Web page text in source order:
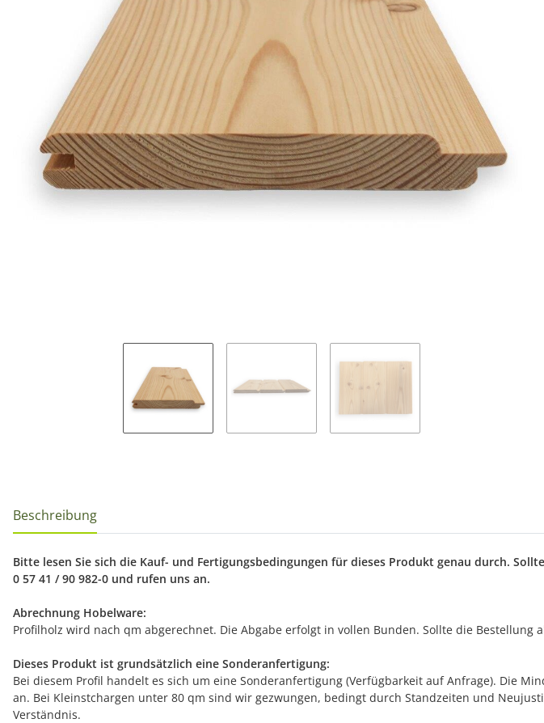
Beschreibung
Bitte lesen Sie sich die Kauf- und Fertigungsbedingungen für dieses Produkt genau durch.
0 57 41 / 90 982-0 und rufen uns an.
Abrechnung Hobelware:
Profilholz wird nach qm abgerechnet. Die Abgabe erfolgt in vollen Bunden. Sollte die Bestellung
Dieses Produkt ist grundsätzlich eine Sonderanfertigung:
Bei diesem Profil handelt es sich um eine Sonderanfertigung (Verfügbarkeit auf Anfrage). Die
an. Bei Kleinstchargen unter 80 qm sind wir gezwungen, bedingt durch Standzeiten und
Verständnis.